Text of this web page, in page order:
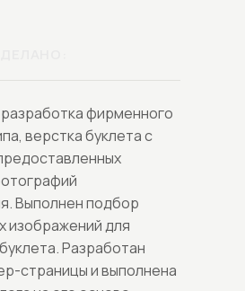
фирменного
верстка буклета с
Выполнен подбор
изображений для
Разработан
страницы и выполнена